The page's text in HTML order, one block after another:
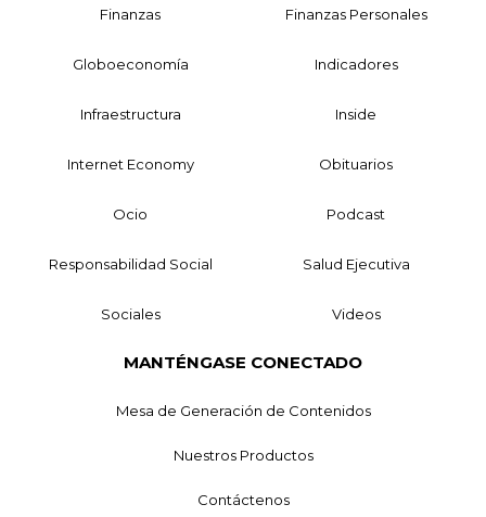
Finanzas Finanzas Personales
Globoeconomía Indicadores
Infraestructura Inside
Internet Economy Obituarios
Ocio Podcast
Responsabilidad Social Salud Ejecutiva
Sociales Videos
MANTÉNGASE CONECTADO
Mesa de Generación de Contenidos
Nuestros Productos
Contáctenos